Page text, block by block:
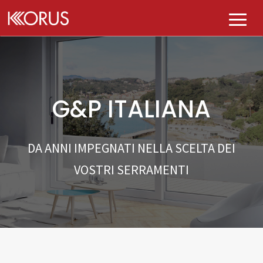
AZIENDA
Chi siamo
Governance
PRODOTTI
Tutti i prodotti
PLUS
E-kolor
K-perfect
PUNTI VENDITA
DIVENTA KASA KORUS
CONTATTI
G&P ITALIANA
DA ANNI IMPEGNATI NELLA SCELTA DEI
VOSTRI SERRAMENTI